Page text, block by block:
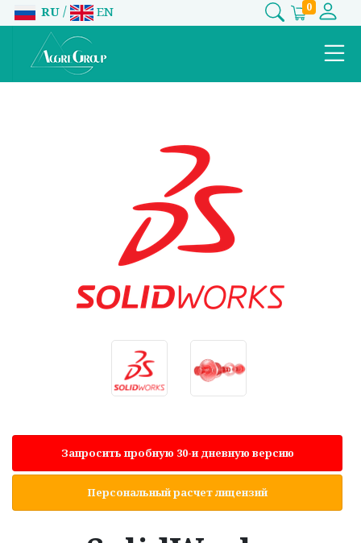
RU / EN 0
Запросить пробную 30-и дневную версию
Персональный расчет лицензий